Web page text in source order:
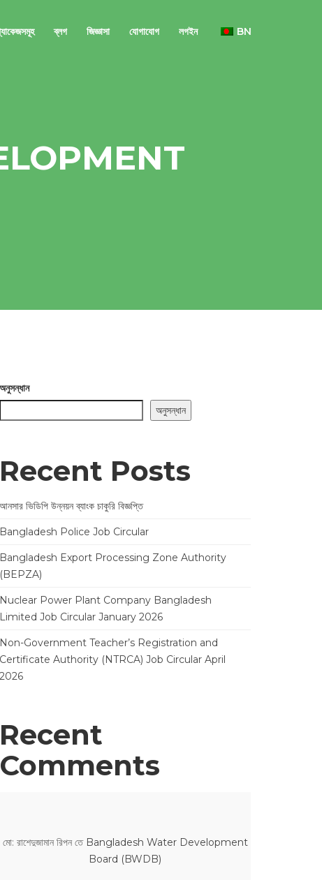
ব্লগ জিজ্ঞাসা যোগাযোগ লগইন BN
অনুসন্ধান
অনুসন্ধান
Recent Posts
আনসার ভিডিপি উন্নয়ন ব্যাংক চাকুরি বিজ্ঞপ্তি
Bangladesh Police Job Circular
Bangladesh Export Processing Zone Authority
(BEPZA)
Nuclear Power Plant Company Bangladesh
Limited Job Circular January 2026
Non-Government Teacher’s Registration and
Certificate Authority (NTRCA) Job Circular April
2026
Recent
Comments
মো: রাশেদুজামান রিপনতে Bangladesh Water Development
Board (BWDB)